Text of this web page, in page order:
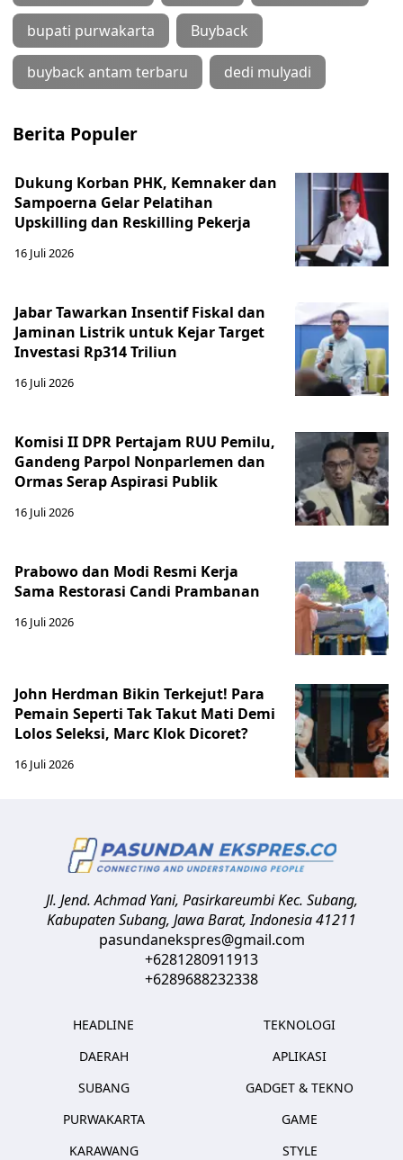
bupati purwakarta Buyback
buyback antam terbaru dedi mulyadi
Berita Populer
Dukung Korban PHK, Kemnaker dan
Sampoerna Gelar Pelatihan
Upskilling dan Reskilling Pekerja
16 Juli 2026
Jabar Tawarkan Insentif Fiskal dan
Jaminan Listrik untuk Kejar Target
Investasi Rp314 Triliun
16 Juli 2026
Komisi II DPR Pertajam RUU Pemilu,
Gandeng Parpol Nonparlemen dan
Ormas Serap Aspirasi Publik
16 Juli 2026
Prabowo dan Modi Resmi Kerja
Sama Restorasi Candi Prambanan
16 Juli 2026
John Herdman Bikin Terkejut! Para
Pemain Seperti Tak Takut Mati Demi
Lolos Seleksi, Marc Klok Dicoret?
16 Juli 2026
Jl. Jend. Achmad Yani, Pasirkareumbi Kec. Subang,
Kabupaten Subang, Jawa Barat,Indonesia41211
pasundanekspres@gmail.com
+6281280911913
+6289688232338
HEADLINE
DAERAH
SUBANG
PURWAKARTA
KARAWANG
TEKNOLOGI
APLIKASI
GADGET & TEKNO
GAME
STYLE